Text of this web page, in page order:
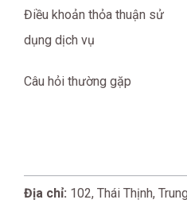
Điều khoản thỏa thuận sử
dụng dịch vụ
Câu hỏi thường gặp
Địa chỉ: 102, Thái Thịnh,